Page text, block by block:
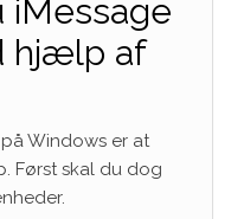
iMessage
hjælp af
Windows er at
Først skal du dog